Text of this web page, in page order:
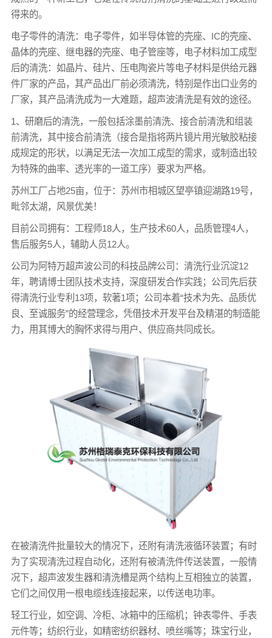
得来的。
电子零件的清洗：电子零件，如半导体管的壳座、IC的壳座、
晶体的壳座、继电器的壳座、电子管座等，电子材料加工成型
后的清洗：如晶片、硅片、压电陶瓷片等电子材料是供给元器
件厂家的产品，其产品出厂前必须清洗，特别是作出口业务的
厂家，其产品清洗成为一大难题，超声波清洗是有效的途径。
1、研磨后的清洗，一般包括涂墨前清洗、接合前清洗和组装
前清洗，其中接合前清洗（接合是指将两片镜片用光敏胶粘接
成规定的形状，以满足无法一次加工成型的需求，或制造出较
为特殊的曲率、透光率的一道工序）要求为严格。
苏州工厂占地25亩，位于：苏州市相城区望亭镇迎湖路19号，
毗邻太湖，风景优美！
目前公司拥有：工程师18人，生产技术60人，品质管理4人，
售后服务5人，辅助人员12人。
公司为阿特万超声波公司的科技品牌公司：清洗行业沉淀12
年，聘请博士团队技术支持，深度研发合作实践；公司先后获
得清洗行业专利13项，软著1项；公司本着“技术为先、品质优
良、至诚服务”的经营理念，凭借技术开发平台及精湛的制造能
力，用其博大的胸怀求得与用户、供应商共同成长。
在被清洗件批量较大的情况下，还附有清洗液循环装置；有时
为了实现清洗过程自动化，还附有被清洗件传送装置，一般情
况下，超声波发生器和清洗槽是两个结构上互相独立的装置，
它们之间仅用一根电缆线连接起来，以传送电功率。
轻工行业，如空调、冷柜、冰箱中的压缩机；钟表零件、手表
元件等；纺织行业，如精密纺织器材、喷丝嘴等；珠宝行业，